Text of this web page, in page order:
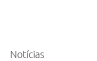
Notícias